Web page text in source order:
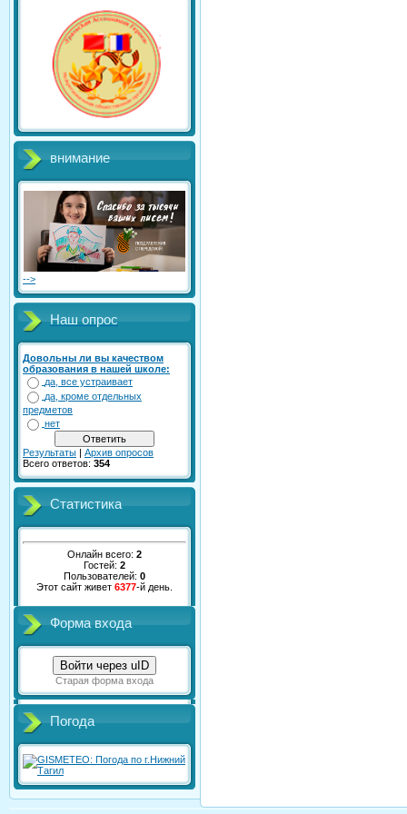
внимание
-->
Наш опрос
Довольны ли вы качеством
образования в нашей школе:
да, все устраивает
да, кроме отдельных
предметов
нет
Результаты | Архив опросов
Всего ответов: 354
Статистика
Онлайн всего: 2
Гостей: 2
Пользователей: 0
Этот сайт живет 6377-й день.
Форма входа
Войти через uID
Старая форма входа
Погода